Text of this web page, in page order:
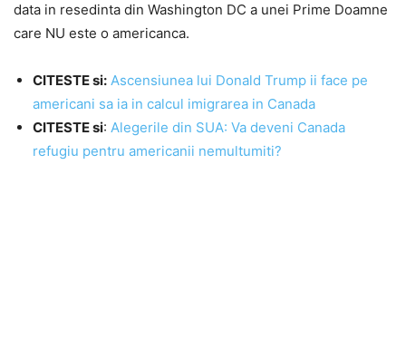
data in resedinta din Washington DC a unei Prime Doamne
care NU este o americanca.
CITESTE si: Ascensiunea lui Donald Trump ii face pe
americani sa ia in calcul imigrarea in Canada
CITESTE si: Alegerile din SUA: Va deveni Canada
refugiu pentru americanii nemultumiti?